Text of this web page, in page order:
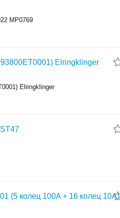
MP0769
Elringklinger
Elringklinger
(5 колец 100A + 16 колец 10A)